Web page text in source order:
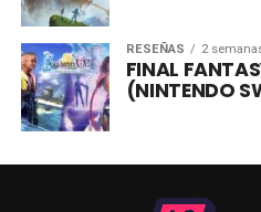
RESEÑAS 2
FINAL
(NINTENDO